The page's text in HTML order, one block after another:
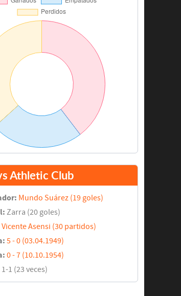
Athletic Club
Mundo Suárez (19 goles)
Zarra (20 goles)
Vicente Asensi (30 partidos)
5 - 0 (03.04.1949)
0 - 7 (10.10.1954)
1-1 (23 veces)